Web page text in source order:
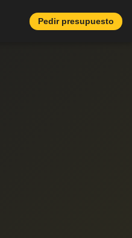
Pedir presupuesto